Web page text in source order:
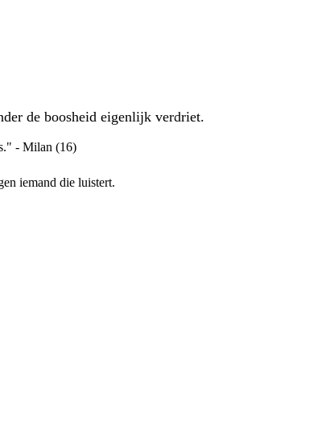
de boosheid eigenlijk verdriet.
- Milan (16)
iemand die luistert.